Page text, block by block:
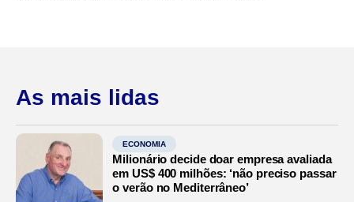
As mais lidas
ECONOMIA
Milionário decide doar empresa avaliada
em US$ 400 milhões: ‘não preciso passar
o verão no Mediterrâneo’